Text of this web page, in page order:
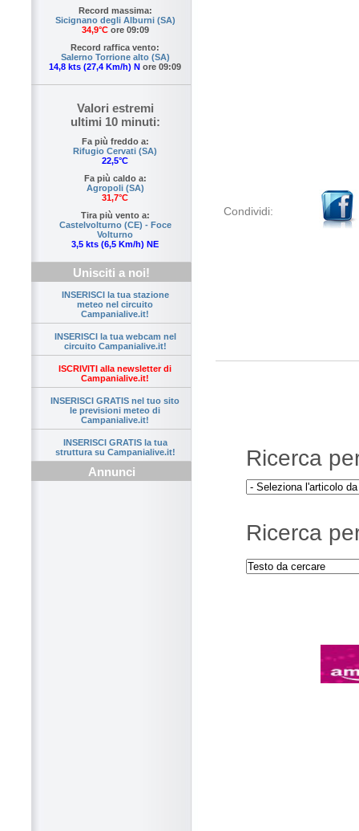
Record massima:
Sicignano degli Alburni (SA)
34,9°Core 09:09
Record raffica vento:
Salerno Torrione alto (SA)
14,8 kts (27,4 Km/h) N ore 09:09
Valori estremi
ultimi 10 minuti:
Fa più freddo a:
Rifugio Cervati (SA)
22,5°C
Fa più caldo a:
Agropoli (SA)
31,7°C
Tira più vento a:
Castelvolturno (CE) - Foce
Volturno
3,5 kts (6,5 Km/h) NE
Unisciti a noi!
INSERISCI la tua stazione
meteo nel circuito
Campanialive.it!
INSERISCI la tua webcam nel
circuito Campanialive.it!
ISCRIVITI alla newsletter di
Campanialive.it!
INSERISCI GRATIS nel tuo sito
le previsioni meteo di
Campanialive.it!
INSERISCI GRATIS la tua
struttura su Campanialive.it!
Annunci
Condividi:
Ricerca
Ricerca